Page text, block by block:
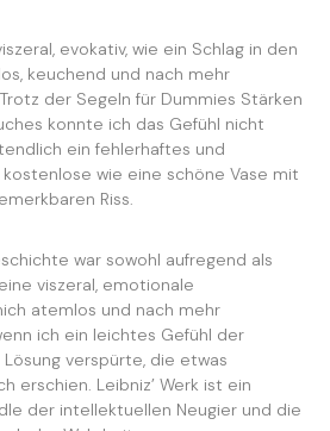
evokativ, wie ein Schlag in den
keuchend und nach mehr
der Segeln für Dummies Stärken
konnte ich das Gefühl nicht
ein fehlerhaftes und
wie eine schöne Vase mit
Riss.
war sowohl aufregend als
viszeral, emotionale
atemlos und nach mehr
ich ein leichtes Gefühl der
verspürte, die etwas
erschien. Leibniz’ Werk ist ein
der intellektuellen Neugier und die